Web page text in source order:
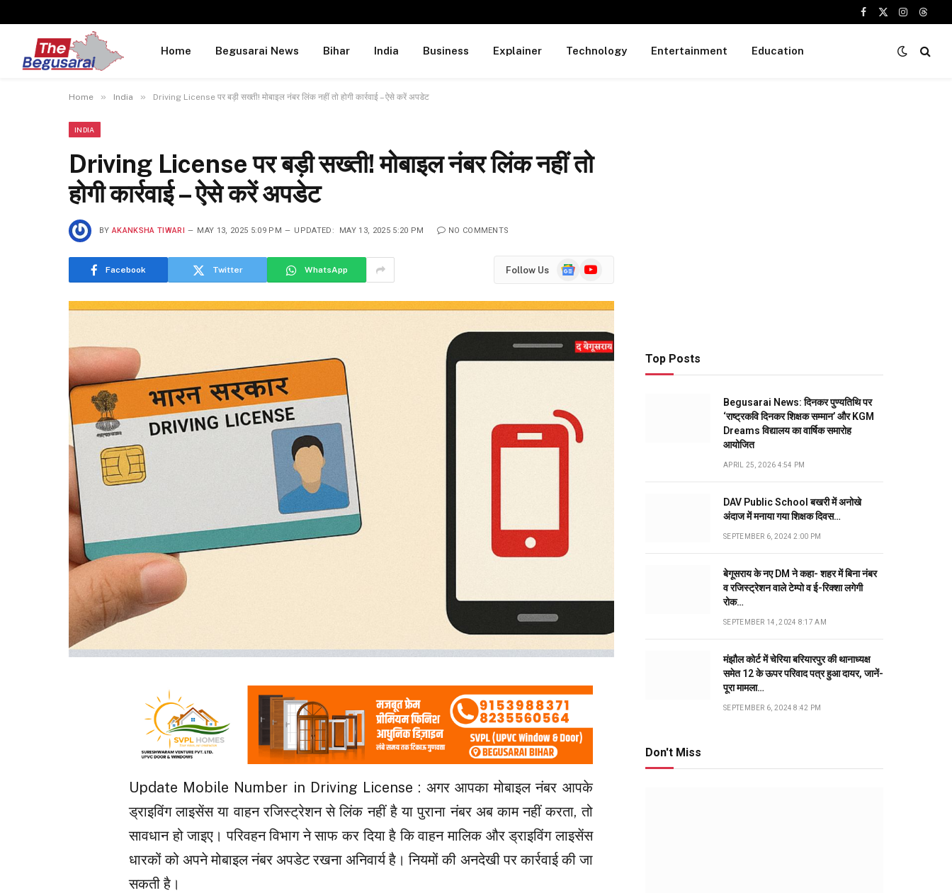
Facebook
X
Instagram
Home Begusarai News Bihar India Business Explainer Technology Entertainment Education
Home » India » Driving License पर बड़ी सख्ती! मोबाइल नंबर लिंक नहीं तो होगी कार्रवाई – ऐसे करें अपडेट
INDIA
Driving License पर बड़ी सख्ती! मोबाइल नंबर लिंक नहीं तो
होगी कार्रवाई – ऐसे करें अपडेट
BY AKANKSHA TIWARI MAY 13, 2025 5:09 PM UPDATED: MAY 13, 2025 5:20 PM NO COMMENTS
Facebook Twitter WhatsApp Follow Us
GoogleYouTube
Update Mobile Number in Driving License : अगर आपका मोबाइल नंबर आपके
ड्राइविंग लाइसेंस या वाहन रजिस्ट्रेशन से लिंक नहीं है या पुराना नंबर अब काम नहीं करता, तो
सावधान हो जाइए। परिवहन विभाग ने साफ कर दिया है कि वाहन मालिक और ड्राइविंग लाइसेंस
धारकों को अपने मोबाइल नंबर अपडेट रखना अनिवार्य है। नियमों की अनदेखी पर कार्रवाई की जा
सकती है।
Top Posts
Begusarai News: दिनकर पुण्यतिथि पर
‘राष्ट्रकवि दिनकर शिक्षक सम्मान’ और KGM
Dreams विद्यालय का वार्षिक समारोह
आयोजित
APRIL 25, 2026 4:54 PM
DAV Public School बखरी में अनोखे
अंदाज में मनाया गया शिक्षक दिवस…
SEPTEMBER 6, 2024 2:00 PM
बेगूसराय के नए DM ने कहा- शहर में बिना नंबर
व रजिस्ट्रेशन वाले टेम्पो व ई-रिक्शा लगेगी
रोक…
SEPTEMBER 14, 2024 8:17 AM
मंझौल कोर्ट में चेरिया बरियारपुर की थानाध्यक्ष
समेत 12 के ऊपर परिवाद पत्र हुआ दायर, जानें-
पूरा मामला…
SEPTEMBER 6, 2024 8:42 PM
Don't Miss